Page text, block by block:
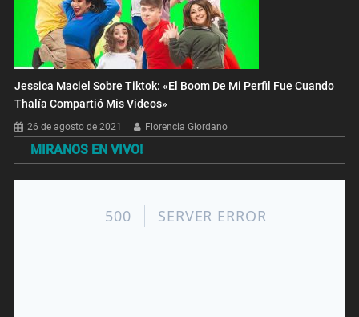
Jessica Maciel Sobre Tiktok: «El Boom De Mi Perfil Fue Cuando
Thalía Compartió Mis Videos»
26 de agosto de 2021 Florencia Giordano
MIRANOS EN VIVO!